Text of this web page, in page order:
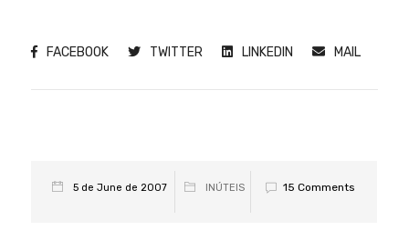
FACEBOOK TWITTER LINKEDIN MAIL
5 de June de 2007 INÚTEIS 15 Comments